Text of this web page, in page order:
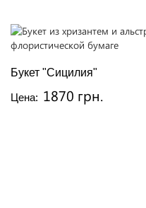
Букет "Сицилия"
Цена: 1870 грн.